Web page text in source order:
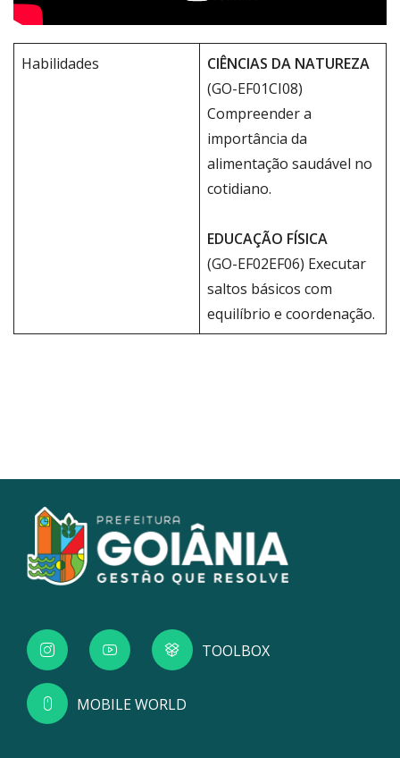
Habilidades
CIÊNCIAS DA NATUREZA
(GO-EF01CI08)
Compreender a
importância da
alimentação saudável no
cotidiano.
EDUCAÇÃO FÍSICA
(GO-EF02EF06) Executar
saltos básicos com
equilíbrio e coordenação.
TOOLBOX
MOBILE WORLD